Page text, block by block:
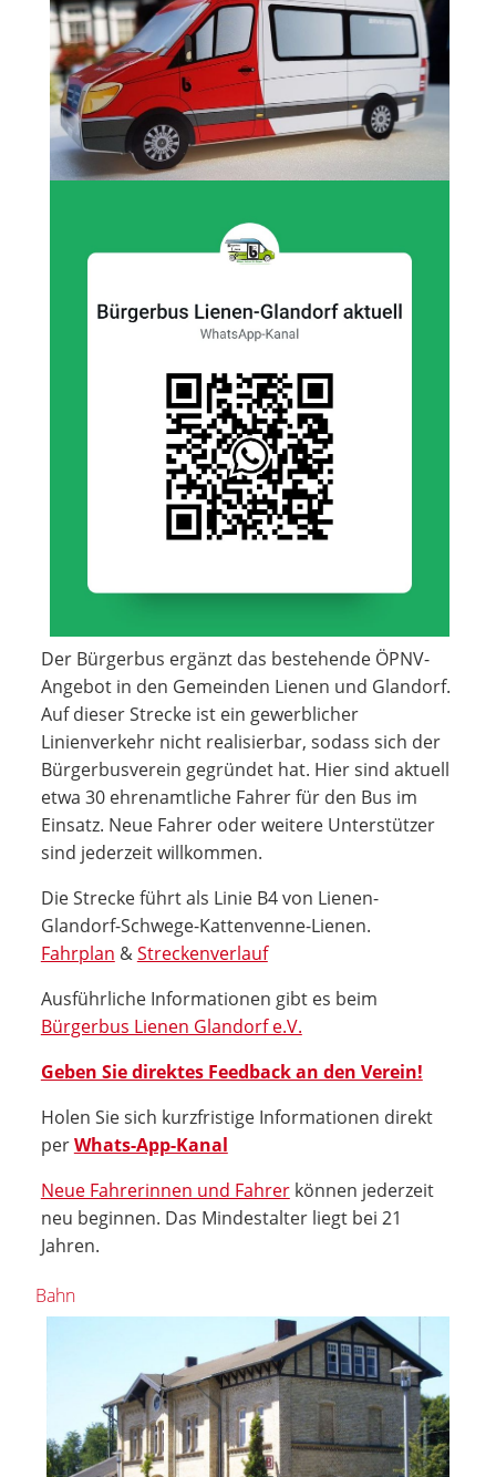
Der Bürgerbus ergänzt das bestehende ÖPNV-
Angebot in den Gemeinden Lienen und Glandorf.
Auf dieser Strecke ist ein gewerblicher
Linienverkehr nicht realisierbar, sodass sich der
Bürgerbusverein gegründet hat. Hier sind aktuell
etwa 30 ehrenamtliche Fahrer für den Bus im
Einsatz. Neue Fahrer oder weitere Unterstützer
sind jederzeit willkommen.
Die Strecke führt als Linie B4 von Lienen-
Glandorf-Schwege-Kattenvenne-Lienen.
Fahrplan &Streckenverlauf
Ausführliche Informationen gibt es beim
Bürgerbus Lienen Glandorf e.V.
Geben Sie direktes Feedback an den Verein!
Holen Sie sich kurzfristige Informationen direkt
perWhats-App-Kanal
Neue Fahrerinnen und Fahrerkönnen jederzeit
neu beginnen. Das Mindestalter liegt bei 21
Jahren.
Bahn